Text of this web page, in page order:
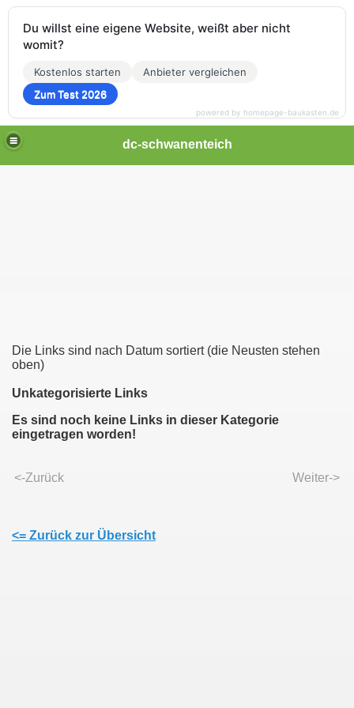
dc-schwanenteich
Die Links sind nach Datum sortiert (die Neusten stehen
oben)
Unkategorisierte Links
Es sind noch keine Links in dieser Kategorie
eingetragen worden!
<-Zurück Weiter->
<= Zurück zur Übersicht
Du willst eine eigene Website, weißt aber nicht
womit?
Kostenlos starten
Anbieter vergleichen
Zum Test 2026
powered by homepage-baukasten.de